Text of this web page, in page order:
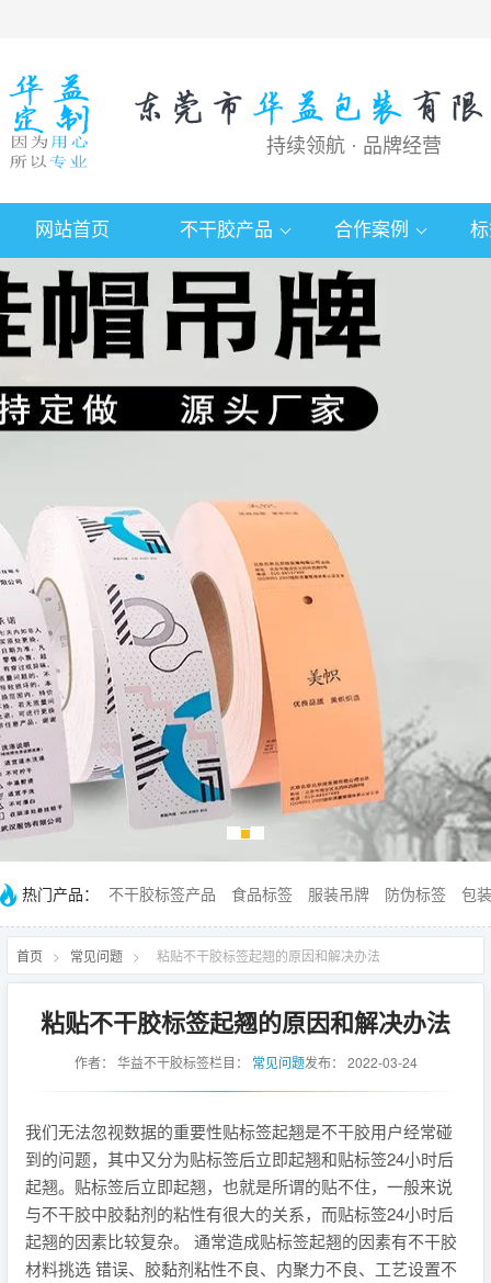
持续领航 · 品牌经营
网站首页 不干胶产品 合作案例
热门产品： 不干胶标签产品 食品标签 服装吊牌 防伪标签 包
首页 > 常见问题 > 粘贴不干胶标签起翘的原因和解决办法
粘贴不干胶标签起翘的原因和解决办法
作者： 华益不干胶标签栏目： 常见问题发布： 2022-03-24
我们无法忽视数据的重要性贴标签起翘是不干胶用户经常碰
到的问题，其中又分为贴标签后立即起翘和贴标签24小时后
起翘。贴标签后立即起翘，也就是所谓的贴不住，一般来说
与不干胶中胶黏剂的粘性有很大的关系，而贴标签24小时后
起翘的因素比较复杂。 通常造成贴标签起翘的因素有不干胶
材料挑选 错误、胶黏剂粘性不良、内聚力不良、工艺设置不